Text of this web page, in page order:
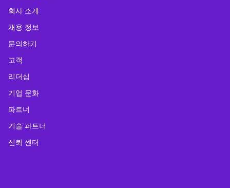
회사 소개
채용 정보
문의하기
고객
리더십
기업 문화
파트너
기술 파트너
신뢰 센터